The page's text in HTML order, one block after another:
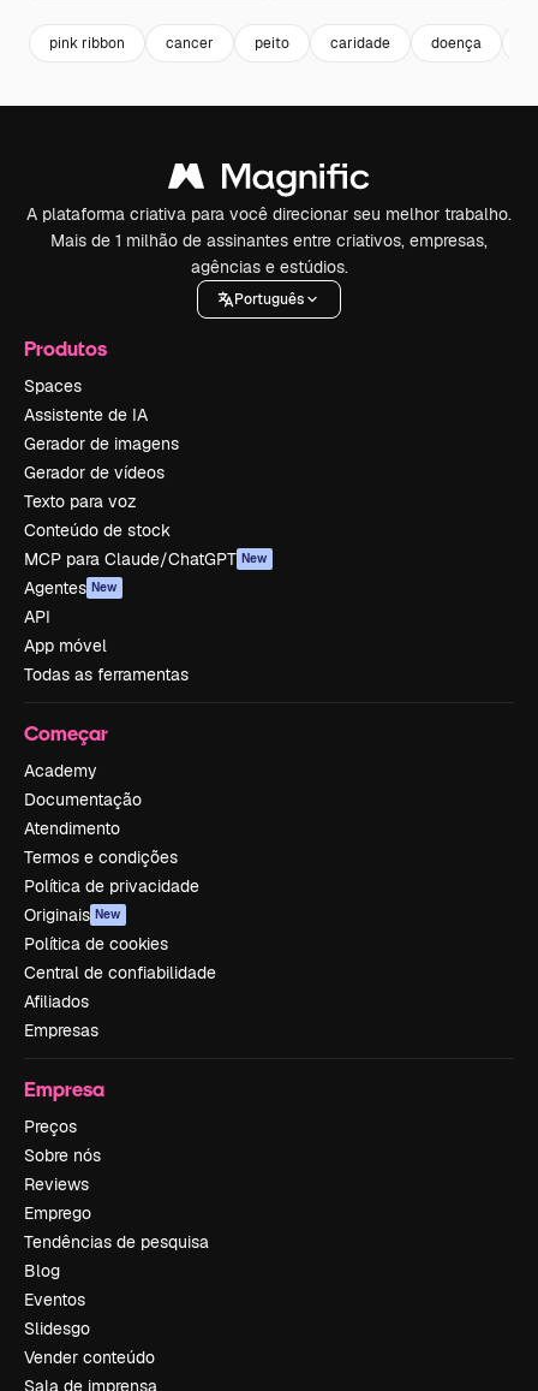
pink ribbon cancer peito caridade doença
A plataforma criativa para você direcionar seu melhor trabalho.
Mais de 1 milhão de assinantes entre criativos, empresas,
agências e estúdios.
Português
Produtos
Spaces
Assistente de IA
Gerador de imagens
Gerador de vídeos
Texto para voz
Conteúdo de stock
MCP para Claude/ChatGPT New
Agentes New
API
App móvel
Todas as ferramentas
Começar
Academy
Documentação
Atendimento
Termos e condições
Política de privacidade
Originais New
Política de cookies
Central de confiabilidade
Afiliados
Empresas
Empresa
Preços
Sobre nós
Reviews
Emprego
Tendências de pesquisa
Blog
Eventos
Slidesgo
Vender conteúdo
Sala de imprensa